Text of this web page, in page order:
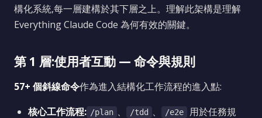
構化系統,每一層建構於其下層之上。理解此架構是理解
Everything Claude Code 為何有效的關鍵。
第 1 層:使用者互動 — 命令與規則
57+ 個斜線命令作為進入結構化工作流程的進入點:
核心工作流程: /plan 、 /tdd 、 /e2e
用於任務規